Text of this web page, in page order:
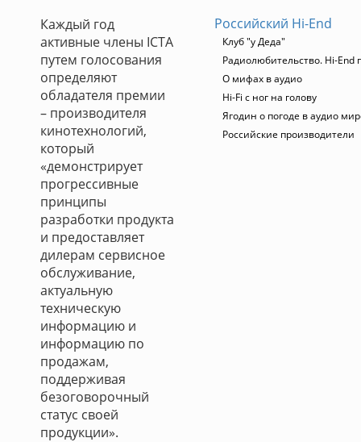
Каждый год
активные члены ICTA
путем голосования
определяют
обладателя премии
– производителя
кинотехнологий,
который
«демонстрирует
прогрессивные
принципы
разработки продукта
и предоставляет
дилерам сервисное
обслуживание,
актуальную
техническую
информацию и
информацию по
продажам,
поддерживая
безоговорочный
статус своей
продукции».
Российский Hi-End
Клуб "у Деда"
Радиолюбительство. Hi-End
О мифах в аудио
Hi-Fi с ног на голову
Ягодин о погоде в аудио
Российские производители